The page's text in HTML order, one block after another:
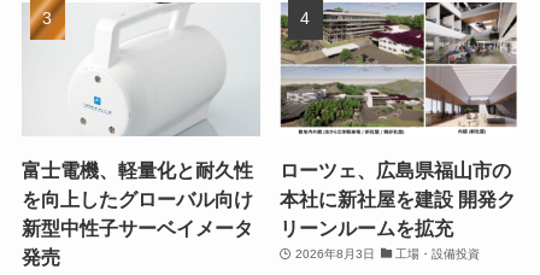
富士電機、軽量化と耐久性
を向上したグローバル向け
新型中性子サーベイメータ
発売
ローツェ、広島県福山市の
本社に新社屋を建設 開発ク
リーンルームを拡充
2026年8月3日 工場・設備投資